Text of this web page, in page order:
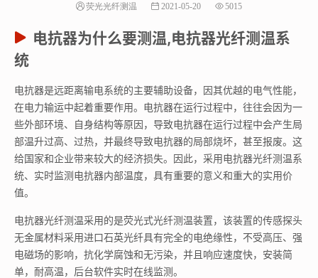
荧光光纤测温 2021-05-20 5015
电抗器为什么要测温,电抗器光纤测温系
统
电抗器是远距离输电系统的主要辅助设备，因其优越的电气性能，
在电力输运中起着重要作用。电抗器在运行过程中，往往会因为一
些外部环境、自身结构等原因，导致电抗器在运行过程中会产生局
部温升过高、过热，并最终导致电抗器的局部烧坏，甚至报废。这
给国家和企业带来较大的经济损失。因此，采用电抗器光纤测温系
统、实时监测电抗器内部温度，具有重要的意义和重大的实用价
值。
电抗器光纤测温采用的是荧光式光纤测温装置，该装置的传感探头
无金属材料采用进口石英光纤具有完全的电绝缘性，不受高压、强
电磁场的影响，抗化学腐蚀和无污染，并且响应速度快，安装简
单，耐高温，后台软件实时在线监测。